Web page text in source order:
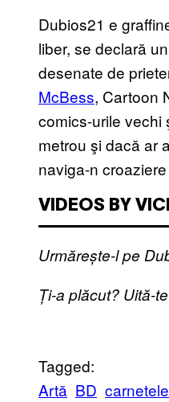
Dubios21 e
liber, se declară
desenate de
McBess, Cartoon
comics-urile vechi
metrou şi dacă ar
naviga-n
VIDEOS BY
Urmărește-l pe
Ți-a plăcut? Uită-
Tagged:
Artă BD carnetele